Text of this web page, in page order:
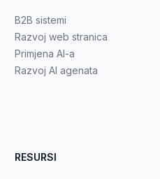
B2B sistemi
Razvoj web stranica
Primjena AI-a
Razvoj AI agenata
RESURSI